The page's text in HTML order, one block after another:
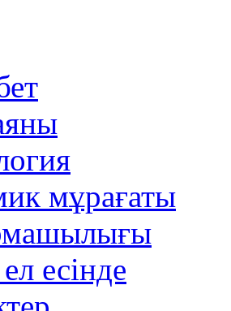
мұрағаты
есінде